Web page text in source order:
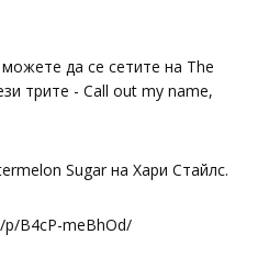
да се сетите на The
трите - Call out my name,
Sugar на Хари Стайлс.
B4cP-meBhOd/